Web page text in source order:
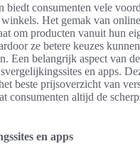
biedt consumenten vele
Het gemak van
om producten vanuit hun
ze betere keuzes
Een belangrijk aspect van
en apps.
beste prijsoverzicht van
consumenten altijd de
en apps